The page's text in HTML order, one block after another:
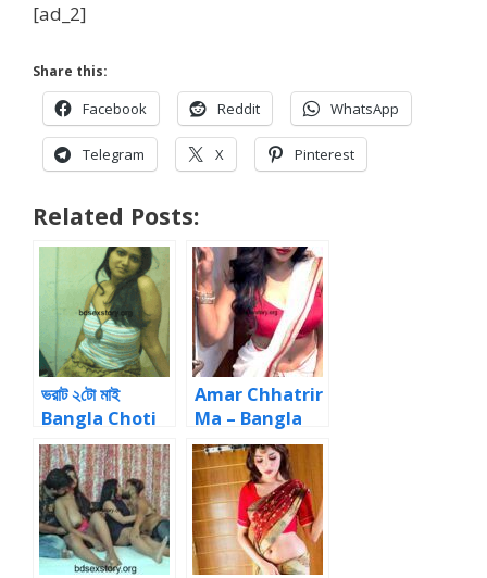
[ad_2]
Share this:
Facebook Reddit WhatsApp
Telegram X Pinterest
Related Posts:
ভরাট ২টো মাই
Bangla Choti
love-making
of bangla sex
story
Amar Chhatrir
Ma – Bangla
Choti Story